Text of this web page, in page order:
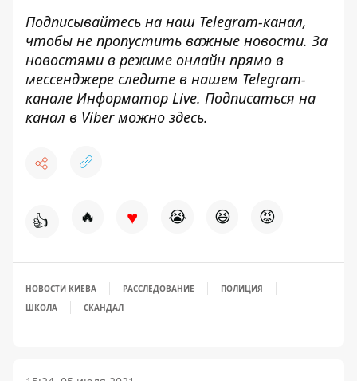
Подписывайтесь на наш Telegram-канал,
чтобы не пропустить важные новости. За
новостями в режиме онлайн прямо в
мессенджере следите в нашем Telegram-
канале Информатор Live. Подписаться на
канал в Viber можно здесь.
👍 🔥 ♥ 😭 😆 😡
НОВОСТИ КИЕВА РАССЛЕДОВАНИЕ
ПОЛИЦИЯ
ШКОЛА
СКАНДАЛ